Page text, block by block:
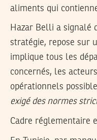
aliments qui
Hazar Belli a signalé
stratégie, repose sur
implique tous les
concernés, les
opérationnels
exigé des normes
Cadre réglementaire